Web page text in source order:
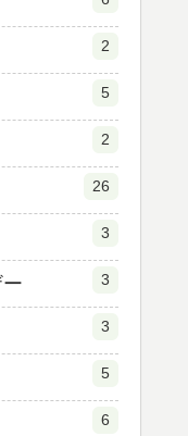
2
5
2
26
3
3
3
5
6